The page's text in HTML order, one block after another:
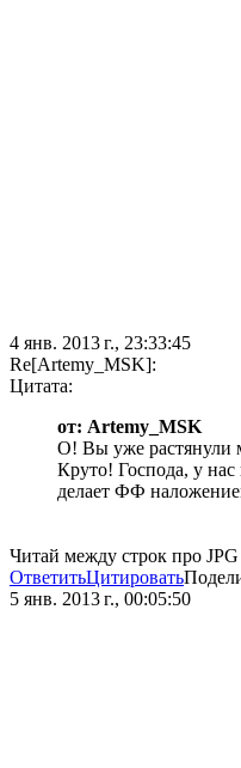
4 янв. 2013 г., 23:33:45
Re[Artemy_MSK]:
Цитата:
от: Artemy_MSK
О! Вы уже
Круто! Господа, у
делает ФФ
Читай между строк про JPG
ОтветитьЦитировать
5 янв. 2013 г., 00:05:50